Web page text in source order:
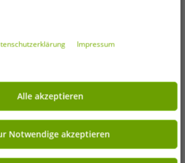
Outdoor-Stiefel mit Echtleder
In den Warenkorb
Impressum
Alle akzeptieren
Notwendige akzeptieren